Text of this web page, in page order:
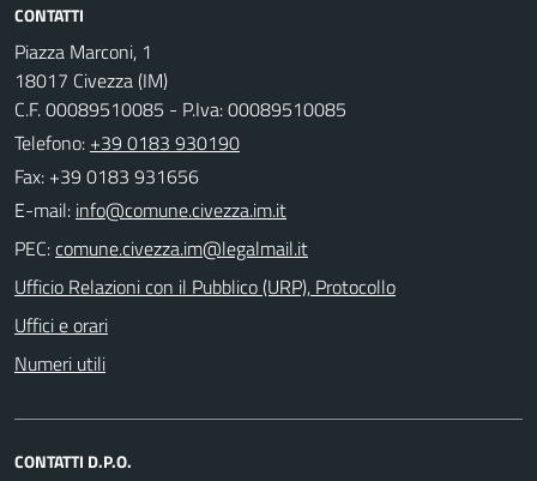
CONTATTI
Piazza Marconi, 1
18017 Civezza (IM)
C.F. 00089510085 - P.Iva: 00089510085
Telefono: +39 0183 930190
Fax: +39 0183 931656
E-mail:
PEC:
Ufficio Relazioni con il Pubblico (URP), Protocollo
Uffici e orari
Numeri utili
CONTATTI D.P.O.